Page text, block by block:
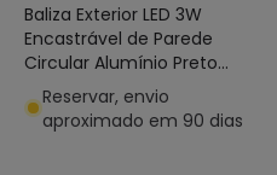
Baliza Exterior LED 3W
Encastrável de Parede
Circular Alumínio Preto
Boiler
Reservar, envio
aproximado em 90 dias